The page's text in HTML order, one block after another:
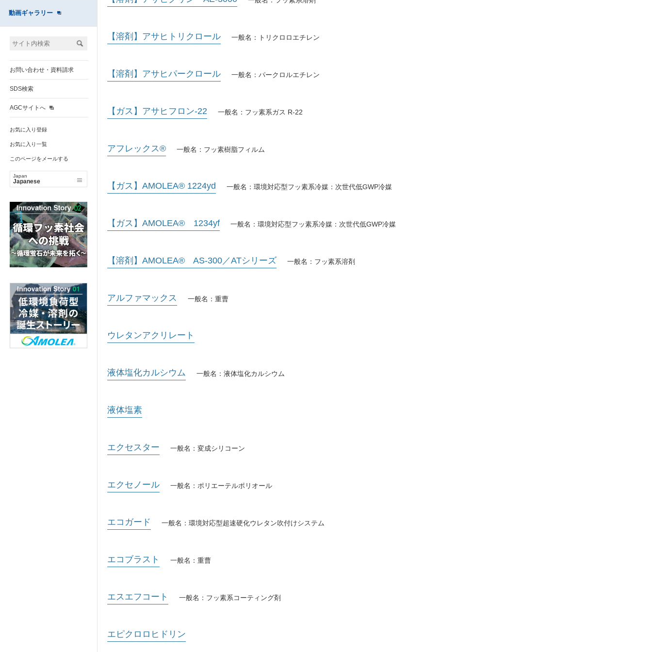
動画ギャラリー
お問い合わせ・資料請求
SDS検索
AGCサイトへ
お気に入り登録
お気に入り一覧
このページをメールする
Japan
Japanese
【溶剤】アサヒトリクロール 一般名：トリクロロエチレン
【溶剤】アサヒパークロール 一般名：パークロルエチレン
【ガス】アサヒフロン-22 一般名：フッ素系ガス R-22
アフレックス® 一般名：フッ素樹脂フィルム
【ガス】AMOLEA® 1224yd 一般名：環境対応型フッ素系冷媒：次世代低GWP冷媒
【ガス】AMOLEA® 1234yf 一般名：環境対応型フッ素系冷媒：次世代低GWP冷媒
【溶剤】AMOLEA® AS-300／ATシリーズ 一般名：フッ素系溶剤
アルファマックス 一般名：重曹
ウレタンアクリレート
液体塩化カルシウム 一般名：液体塩化カルシウム
液体塩素
エクセスター 一般名：変成シリコーン
エクセノール 一般名：ポリエーテルポリオール
エコガード 一般名：環境対応型超速硬化ウレタン吹付けシステム
エコブラスト 一般名：重曹
エスエフコート 一般名：フッ素系コーティング剤
エピクロロヒドリン